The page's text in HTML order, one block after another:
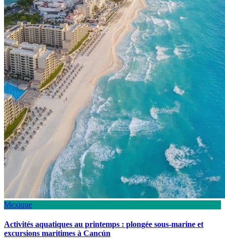
Mexique
Activités aquatiques au printemps : plongée sous-marine et
excursions maritimes à Cancún